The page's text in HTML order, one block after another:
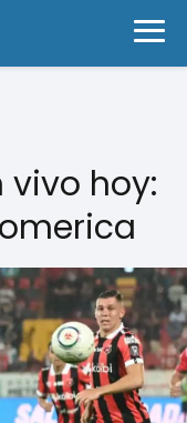
hoy: